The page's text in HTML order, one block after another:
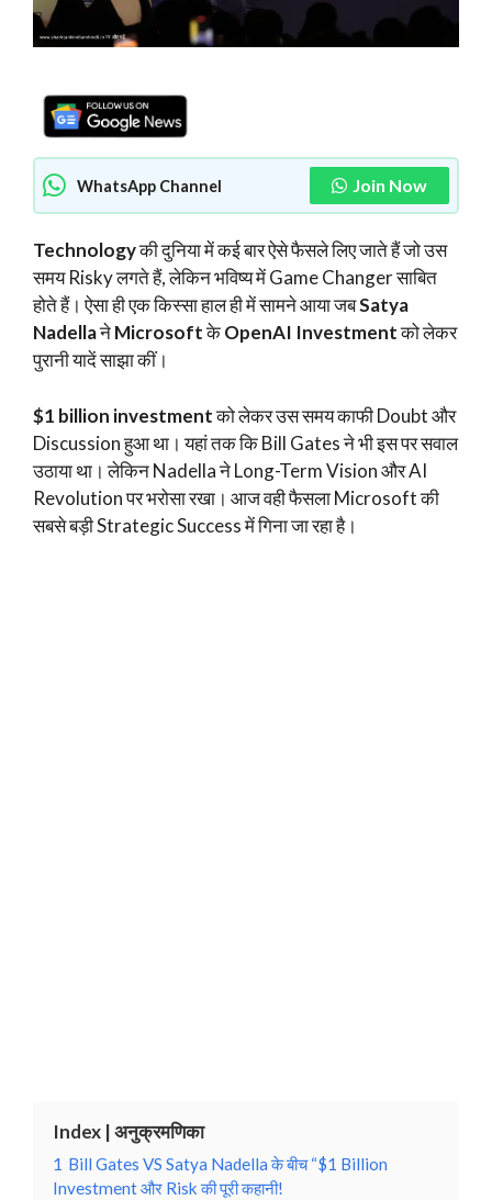
WhatsApp Channel Join Now
Technologyकी दुनिया में कई बार ऐसे फैसले लिए जाते हैं जो उस
समय Risky लगते हैं, लेकिन भविष्य में Game Changer साबित
होते हैं। ऐसा ही एक किस्सा हाल ही में सामने आया जबSatya
NadellaनेMicrosoftकेOpenAI Investmentको लेकर
पुरानी यादें साझा कीं।
$1 billion investmentको लेकर उस समय काफी Doubt और
Discussion हुआ था। यहां तक कि Bill Gates ने भी इस पर सवाल
उठाया था। लेकिन Nadella ने Long-Term Vision और AI
Revolution पर भरोसा रखा। आज वही फैसला Microsoft की
सबसे बड़ी Strategic Success में गिना जा रहा है।
Index | अनुक्रमणिका
1 Bill Gates VS Satya Nadella के बीच “$1 Billion
Investment और Risk की पूरी कहानी!